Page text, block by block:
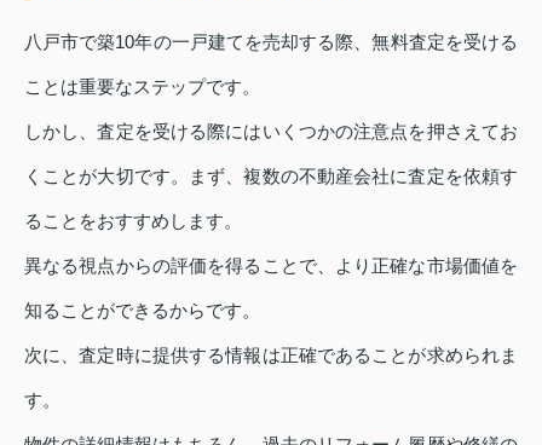
八戸市で築10年の一戸建てを売却する際、無料査定を受ける
ことは重要なステップです。
しかし、査定を受ける際にはいくつかの注意点を押さえてお
くことが大切です。まず、複数の不動産会社に査定を依頼す
ることをおすすめします。
異なる視点からの評価を得ることで、より正確な市場価値を
知ることができるからです。
次に、査定時に提供する情報は正確であることが求められま
す。